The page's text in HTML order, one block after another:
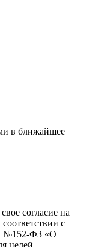
в ближайшее
согласие на
с
№152-ФЗ «О
целей,